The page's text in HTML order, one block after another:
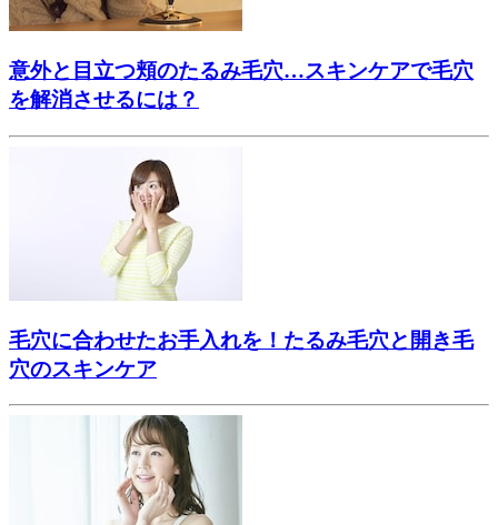
意外と目立つ頬のたるみ毛穴…スキンケアで毛穴
を解消させるには？
毛穴に合わせたお手入れを！たるみ毛穴と開き毛
穴のスキンケア